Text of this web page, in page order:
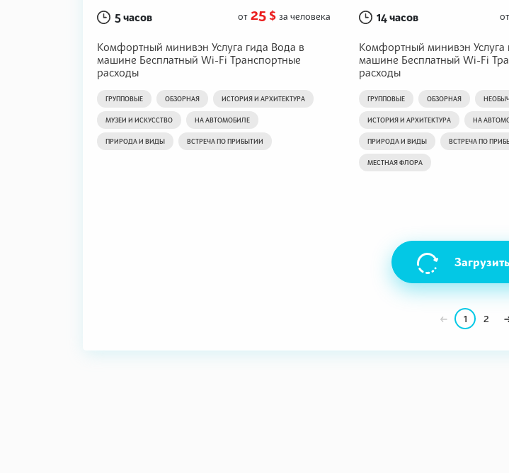
5 часов от 25 $ за человека
Комфортный минивэн Услуга гида Вода в
машине Бесплатный Wi-Fi Транспортные
расходы
ГРУППОВЫЕ ОБЗОРНАЯ ИСТОРИЯ И АРХИТЕКТУРА
МУЗЕИ И ИСКУССТВО НА АВТОМОБИЛЕ
ПРИРОДА И ВИДЫ ВСТРЕЧА ПО ПРИБЫТИИ
14 часов от
Комфортный минивэн Услуга
машине Бесплатный Wi-Fi
расходы
ГРУППОВЫЕ ОБЗОРНАЯ
ИСТОРИЯ И АРХИТЕКТУРА НА
ПРИРОДА И ВИДЫ ВСТРЕЧА ПО
МЕСТНАЯ ФЛОРА
1 2